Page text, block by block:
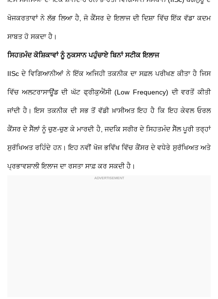
ਖੋਜਕਰਤਾਵਾਂ ਨੇ ਲੱਭ ਲਿਆ ਹੈ, ਜੋ ਕੈਂਸਰ ਦੇ ਇਲਾਜ ਦੀ ਦਿਸ਼ਾ ਵਿੱਚ ਇੱਕ ਵੱਡਾ ਕਦਮ
ਸਾਬਤ ਹੋ ਸਕਦਾ ਹੈ।
ਸਿਹਤਮੰਦ ਕੋਸ਼ਿਕਾਵਾਂ ਨੂੰ ਨੁਕਸਾਨ ਪਹੁੰਚਾਏ ਬਿਨਾਂ ਸਟੀਕ ਇਲਾਜ
IISc ਦੇ ਵਿਗਿਆਨੀਆਂ ਨੇ ਇੱਕ ਅਜਿਹੀ ਤਕਨੀਕ ਦਾ ਸਫ਼ਲ ਪਰੀਖਣ ਕੀਤਾ ਹੈ ਜਿਸ
ਵਿੱਚ ਅਲਟਰਾਸਾਊਂਡ ਦੀ ਘੱਟ ਫ੍ਰੀਕੁਐਂਸੀ (Low Frequency) ਦੀ ਵਰਤੋਂ ਕੀਤੀ
ਜਾਂਦੀ ਹੈ। ਇਸ ਤਕਨੀਕ ਦੀ ਸਭ ਤੋਂ ਵੱਡੀ ਖ਼ਾਸੀਅਤ ਇਹ ਹੈ ਕਿ ਇਹ ਕੇਵਲ ਓਰਲ
ਕੈਂਸਰ ਦੇ ਸੈੱਲਾਂ ਨੂੰ ਚੁਣ-ਚੁਣ ਕੇ ਮਾਰਦੀ ਹੈ, ਜਦਕਿ ਸਰੀਰ ਦੇ ਸਿਹਤਮੰਦ ਸੈੱਲ ਪੂਰੀ ਤਰ੍ਹਾਂ
ਸੁਰੱਖਿਅਤ ਰਹਿੰਦੇ ਹਨ। ਇਹ ਨਵੀਂ ਖੋਜ ਭਵਿੱਖ ਵਿੱਚ ਕੈਂਸਰ ਦੇ ਵਧੇਰੇ ਸੁਰੱਖਿਅਤ ਅਤੇ
ਪ੍ਰਭਾਵਸ਼ਾਲੀ ਇਲਾਜ ਦਾ ਰਸਤਾ ਸਾਫ਼ ਕਰ ਸਕਦੀ ਹੈ।